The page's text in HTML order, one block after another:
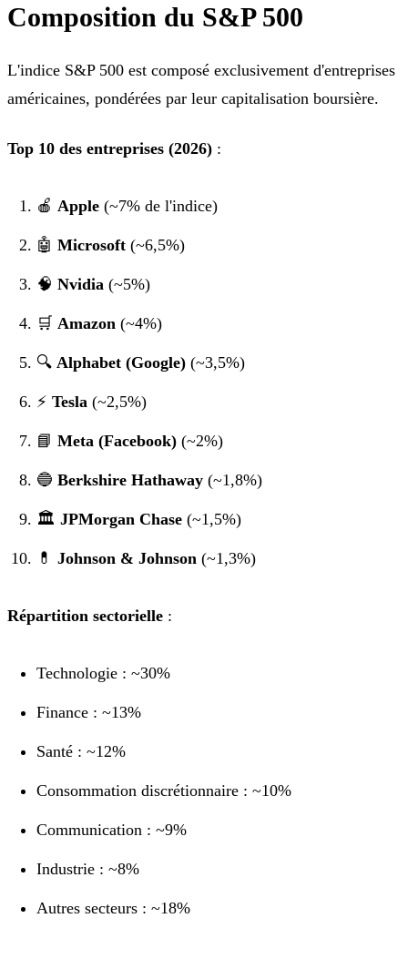
Composition du S&P 500
L'indice S&P 500 est composé exclusivement d'entreprises
américaines, pondérées par leur capitalisation boursière.
Top 10 des entreprises (2026) :
🍎 Apple (~7% de l'indice)
🤖 Microsoft (~6,5%)
🧠 Nvidia (~5%)
🛒 Amazon (~4%)
🔍 Alphabet (Google) (~3,5%)
⚡ Tesla (~2,5%)
📘 Meta (Facebook) (~2%)
🔵 Berkshire Hathaway (~1,8%)
🏛️ JPMorgan Chase (~1,5%)
💊 Johnson & Johnson (~1,3%)
Répartition sectorielle :
Technologie : ~30%
Finance : ~13%
Santé : ~12%
Consommation discrétionnaire : ~10%
Communication : ~9%
Industrie : ~8%
Autres secteurs : ~18%